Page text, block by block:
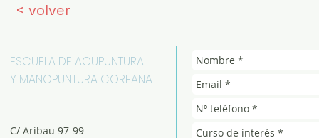
< volver
ESCUELA DE ACUPUNTURA
Y MANOPUNTURA COREANA
C/ Aribau 97-99